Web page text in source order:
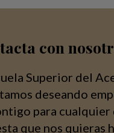
con
Superior del
deseando
para cualquier
que nos quieras